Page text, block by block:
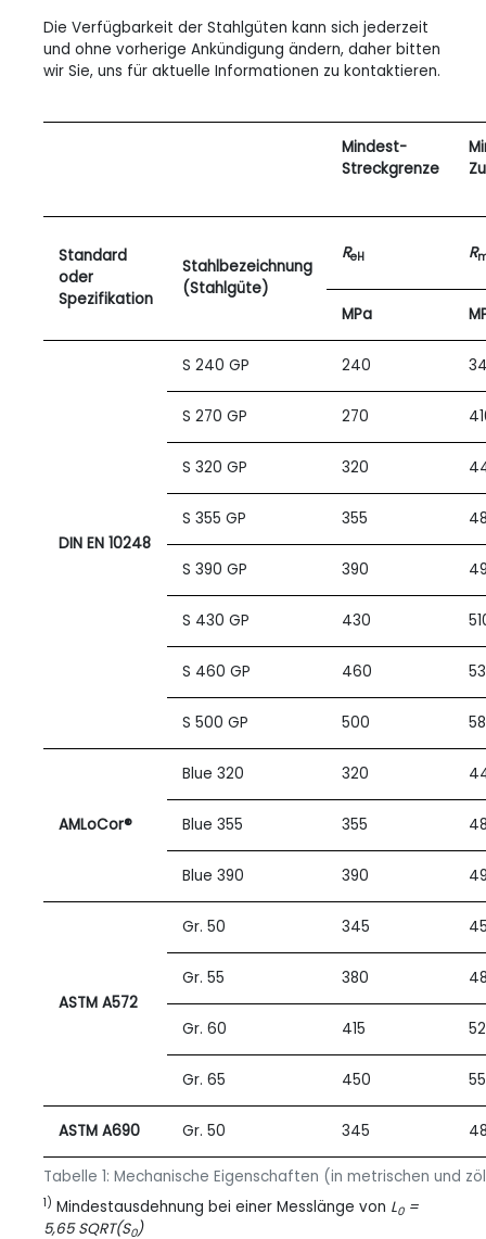
Die Verfügbarkeit der Stahlgüten kann sich jederzeit
und ohne vorherige Ankündigung ändern, daher bitten
wir Sie, uns für aktuelle Informationen zu kontaktieren.
Tabelle 1: Mechanische Eigenschaften (in metrischen und
Mindest-
Streckgrenze
Standard
oder
Spezifikation
Stahlbezeichnung
(Stahlgüte)
ReH R
MPa
DIN EN 10248
S 240 GP 240
S 270 GP 270
S 320 GP 320
S 355 GP 355
S 390 GP 390
S 430 GP 430
S 460 GP 460
S 500 GP 500
AMLoCor®
Blue 320 320
Blue 355 355
Blue 390 390
ASTM A572
Gr. 50 345
Gr. 55 380
Gr. 60 415
Gr. 65 450
ASTM A690 Gr. 50 345
1) Mindestausdehnung bei einer Messlänge von L0=
5,65 SQRT(S0)